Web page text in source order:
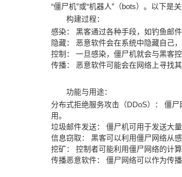
“僵尸机”或“机器人”（bots）。以下是
构建过程：
感染： 黑客通过各种手段，如钓鱼邮
隐藏： 恶意软件会在系统中隐藏自己
控制： 一旦感染，僵尸机就会与黑客
传播： 恶意软件可能会在网络上寻找
功能与用途：
分布式拒绝服务攻击（DDoS）： 僵
用。
垃圾邮件发送： 僵尸机可用于发送大
信息窃取： 黑客可以利用僵尸网络从
挖矿： 控制者可能利用僵尸网络的计
传播恶意软件： 僵尸网络可以作为传